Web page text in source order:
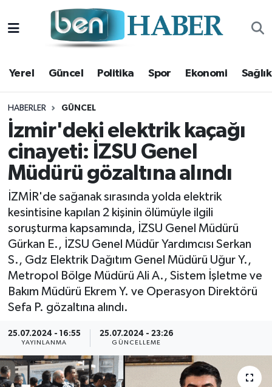
Yerel Güncel Politika Spor Ekonomi Sağlık
HABERLER GÜNCEL
İzmir'deki elektrik kaçağı
cinayeti: İZSU Genel
Müdürü gözaltına alındı
İZMİR'de sağanak sırasında yolda elektrik
kesintisine kapılan 2 kişinin ölümüyle ilgili
soruşturma kapsamında, İZSU Genel Müdürü
Gürkan E., İZSU Genel Müdür Yardımcısı Serkan
S., Gdz Elektrik Dağıtım Genel Müdürü Uğur Y.,
Metropol Bölge Müdürü Ali A., Sistem İşletme ve
Bakım Müdürü Ekrem Y. ve Operasyon Direktörü
Sefa P. gözaltına alındı.
25.07.2024 - 16:55
YAYINLANMA
25.07.2024 - 23:26
GÜNCELLEME
Yerel
Güncel
Politika
Spor
Ekonomi
Sağlık
Magazin
Kültür Sanat
Resmi Reklam
Hava Durumu
Trafik Durumu
Süper Lig Puan Durumu ve Fikstür
Tüm Manşetler
Son Dakika Haberleri
Haber Arşivi